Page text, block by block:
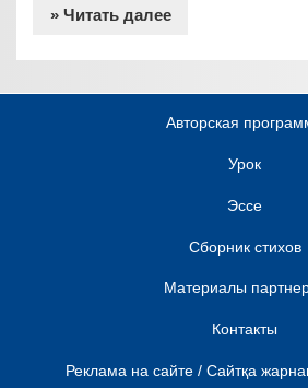
» Читать далее
Авторская
Урок
Эссе
Сборник стихов
Материалы
Контакты
Реклама на сайте / Сайтқа